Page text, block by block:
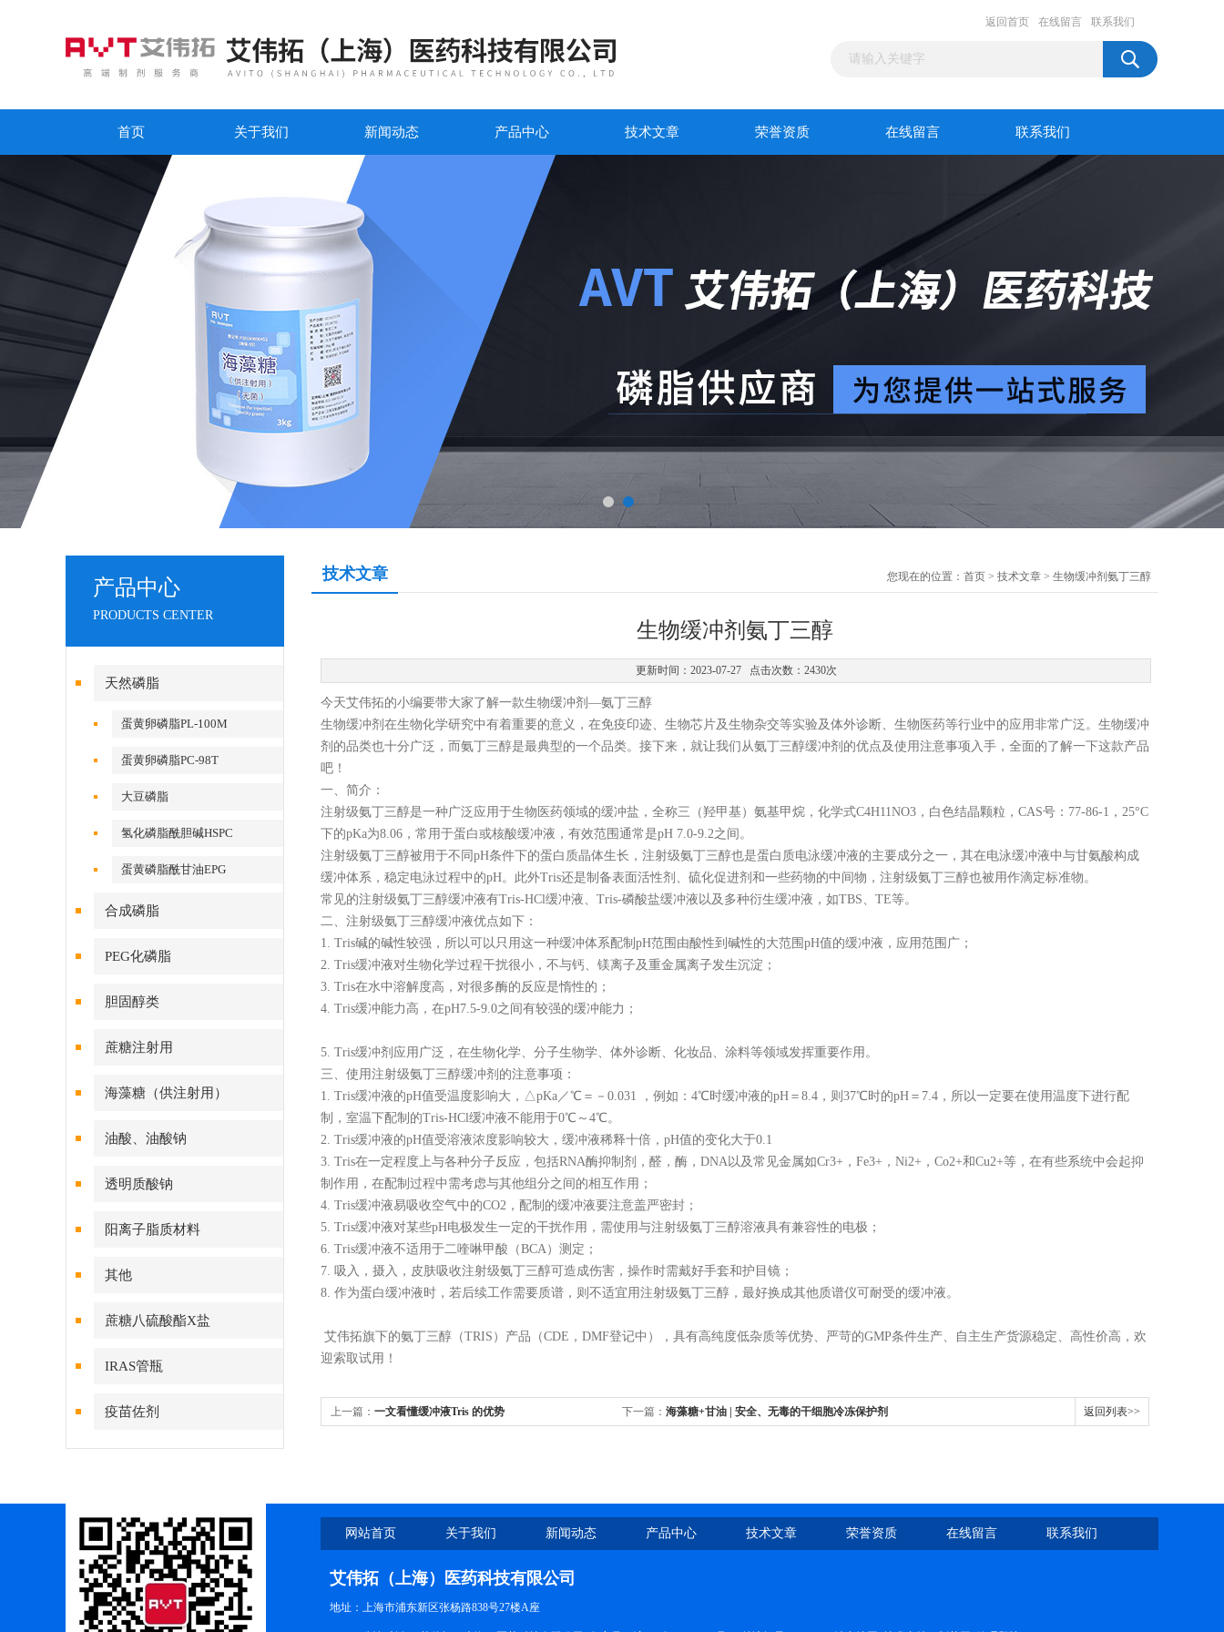
返回首页 在线留言 联系我们
首页 关于我们 新闻动态 产品中心 技术文章 荣誉资质 在线留言 联系我们
产品中心
PRODUCTS CENTER
天然磷脂
蛋黄卵磷脂PL-100M
蛋黄卵磷脂PC-98T
大豆磷脂
氢化磷脂酰胆碱HSPC
蛋黄磷脂酰甘油EPG
合成磷脂
PEG化磷脂
胆固醇类
蔗糖注射用
海藻糖（供注射用）
油酸、油酸钠
透明质酸钠
阳离子脂质材料
其他
蔗糖八硫酸酯X盐
IRAS管瓶
疫苗佐剂
技术文章 您现在的位置： 首页 > 技术文章 > 生物缓冲剂氨丁三醇
生物缓冲剂氨丁三醇
更新时间：2023-07-27 点击次数：2430次
今天艾伟拓的小编要带大家了解一款生物缓冲剂 —氨丁三醇
生物缓冲剂在生物化学研究中有着重要的意义，在免疫印迹、生物芯片及生物杂交等实验及体外诊断、生物医药等行业中的应用非常广泛。生物缓冲
剂的品类也十分广泛，而氨丁三醇是最典型的一个品类。接下来，就让我们从氨丁三醇缓冲剂的优点及使用注意事项 入手，全面的了解一下这款产品
吧！
一、简介：
注射级氨丁三醇是一种广泛应用于生物医药领域的缓冲盐，全称三（羟甲基）氨基甲烷，化学式C4H11NO3，白色结晶颗粒，CAS号：77-86-1，25°C
下的pKa为8.06，常用于蛋白或核酸缓冲液，有效范围通常是pH 7.0-9.2之间。
注射级氨丁三醇被用于不同 pH条件下的蛋白质晶体生长，注射级氨丁三醇也是蛋白质电泳缓冲液的主要成分之一，其在电泳缓冲液中与甘氨酸构成
缓冲体系，稳定电泳过程中的pH。此外Tris还是制备表面活性剂、硫化促进剂和一些药物的中间物，注射级氨丁三醇也被用作滴定标准物。
常见的注射级氨丁三醇缓冲液有Tris-HCl缓冲液、Tris-磷酸盐缓冲液以及多种衍生缓冲液，如TBS、TE等。
二、注射级氨丁三醇缓冲液优点如下：
1. Tris碱的碱性较强，所以可以只用这一种缓冲体系配制pH范围由酸性到碱性的大范围pH值的缓冲液，应用范围广；
2. Tris缓冲液对生物化学过程干扰很小，不与钙、镁离子及重金属离子发生沉淀；
3. Tris在水中溶解度高，对很多酶的反应是惰性的；
4. Tris缓冲能力高，在pH7.5-9.0之间有较强的缓冲能力；
5. Tris缓冲剂应用广泛，在生物化学、分子生物学、体外诊断、化妆品、涂料等领域发挥重要作用。
三、使用注射级氨丁三醇缓冲剂的注意事项：
1. Tris缓冲液的pH值受温度影响大，△pKa／℃＝－0.031 ，例如：4℃时缓冲液的pH＝8.4，则37℃时的pH＝7.4，所以一定要在使用温度下进行配
制，室温下配制的Tris-HCl缓冲液不能用于0℃～4℃。
2. Tris缓冲液的pH值受溶液浓度影响较大，缓冲液稀释十倍，pH值的变化大于0.1
3. Tris在一定程度上与各种分子反应，包括RNA酶抑制剂，醛，酶，DNA以及常见金属如Cr3+，Fe3+，Ni2+，Co2+和Cu2+等，在有些系统中会起抑
制作用，在配制过程中需考虑与其他组分之间的相互作用；
4. Tris缓冲液易吸收空气中的CO2，配制的缓冲液要注意盖严密封；
5. Tris缓冲液对某些pH电极发生一定的干扰作用，需使用与注射级氨丁三醇溶液具有兼容性的电极；
6. Tris缓冲液不适用于二喹啉甲酸（BCA）测定；
7. 吸入，摄入，皮肤吸收注射级氨丁三醇可造成伤害，操作时需戴好手套和护目镜；
8. 作为蛋白缓冲液时，若后续工作需要质谱，则不适宜用注射级氨丁三醇，最好换成其他质谱仪可耐受的缓冲液。
艾伟拓旗下的氨丁三醇（TRIS）产品（CDE，DMF登记中），具有高纯度低杂质等优势、 严苛的GMP条件生产、 自主生产货源稳定 、高性价高 ，欢
迎索取试用！
上一篇： 一文看懂缓冲液Tris 的优势 下一篇： 海藻糖+甘油 | 安全、无毒的干细胞冷冻保护剂 返回列表>>
网站首页 关于我们 新闻动态 产品中心 技术文章 荣誉资质 在线留言 联系我们
艾伟拓（上海）医药科技有限公司
地址：上海市浦东新区张杨路838号27楼A座